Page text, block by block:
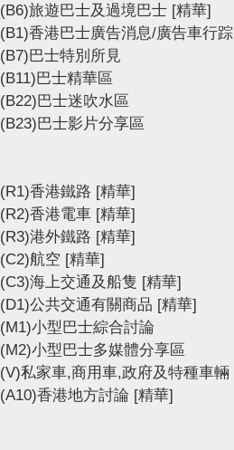
(B6)旅遊巴士及過境巴士 [精華]
(B1)香港巴士廣告消息/廣告車行踪
(B7)巴士特別所見
(B11)巴士精華區
(B22)巴士迷吹水區
(B23)巴士影片分享區
(R1)香港鐵路 [精華]
(R2)香港電車 [精華]
(R3)港外鐵路 [精華]
(C2)航空 [精華]
(C3)海上交通及船隻 [精華]
(D1)公共交通有關商品 [精華]
(M1)小型巴士綜合討論
(M2)小型巴士多媒體分享區
(V)私家車,商用車,政府及特種車輛
(A10)香港地方討論 [精華]